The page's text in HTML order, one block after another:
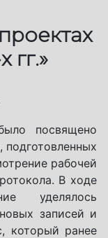
гг.»
посвящено
рабочей
В ходе
уделялось
записей и
который ранее